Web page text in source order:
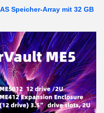
Speicher-Array mit 32 GB